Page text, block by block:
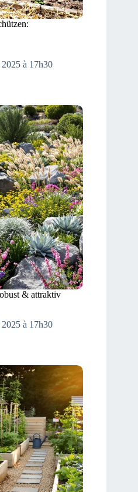
à 17h30
& attraktiv
à 17h30